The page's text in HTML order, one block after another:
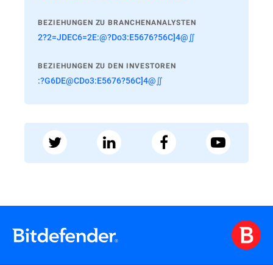
BEZIEHUNGEN ZU BRANCHENANALYSTEN
2?2=JDEC6=2E:@?Do3:E5676?56C]4@∬
BEZIEHUNGEN ZU DEN INVESTOREN
:?G6DE@CDo3:E5676?56C]4@∬